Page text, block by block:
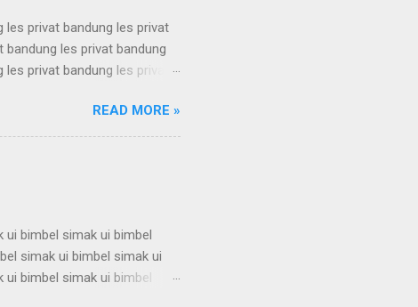
les privat bandung les privat
les privat bandung
privat bandung les privat
les privat bandung les privat
bandung les privat bandung
privat bandung les privat
READ MORE »
bimbel simak ui bimbel
simak ui bimbel simak ui
bimbel simak ui bimbel